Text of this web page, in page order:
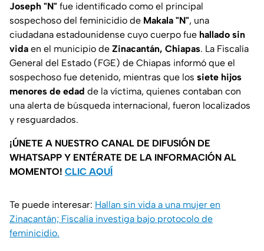
Joseph "N" fue identificado como el principal
sospechoso del feminicidio de Makala "N", una
ciudadana estadounidense cuyo cuerpo fue hallado sin
vida en el municipio de Zinacantán, Chiapas. La Fiscalía
General del Estado (FGE) de Chiapas informó que el
sospechoso fue detenido, mientras que los siete hijos
menores de edad de la víctima, quienes contaban con
una alerta de búsqueda internacional, fueron localizados
y resguardados.
¡ÚNETE A NUESTRO CANAL DE DIFUSIÓN DE
WHATSAPP Y ENTÉRATE DE LA INFORMACIÓN AL
MOMENTO! CLIC AQUÍ
Te puede interesar: Hallan sin vida a una mujer en
Zinacantán; Fiscalía investiga bajo protocolo de
feminicidio.